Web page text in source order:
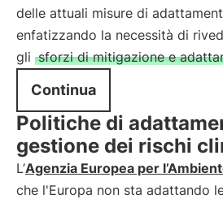
delle attuali misure di
enfatizzando la necessità di
gli sforzi di mitigazione e
Continua
Politiche di
gestione dei rischi
L’Agenzia Europea per
che l'Europa non sta adattando